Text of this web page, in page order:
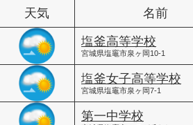
天気 名前
塩釜高等学校
宮城県塩竈市泉ヶ岡10-1
塩釜女子高等学校
宮城県塩竈市泉ヶ岡7-1
第一中学校